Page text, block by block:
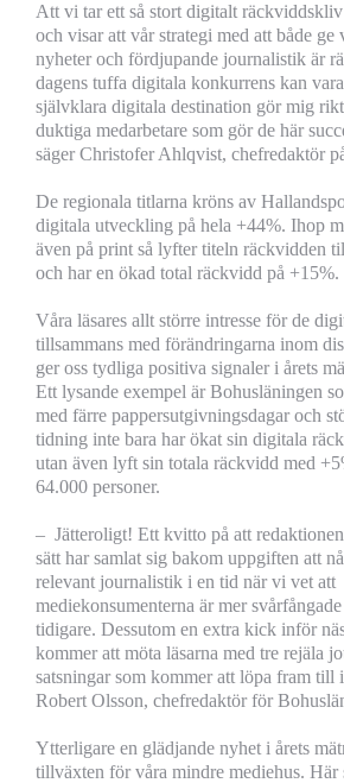
Att vi tar ett så stort digitalt
och visar att vår strategi med att både ge
nyheter och fördjupande journalistik är
dagens tuffa digitala konkurrens kan
självklara digitala destination gör mig
duktiga medarbetare som gör de här
säger Christofer Ahlqvist, chefredaktör
De regionala titlarna kröns av
digitala utveckling på hela +44%. Ihop
även på print så lyfter titeln räckvidden
och har en ökad total räckvidd på +15%.
Våra läsares allt större intresse för de
tillsammans med förändringarna inom
ger oss tydliga positiva signaler i årets
Ett lysande exempel är Bohusläningen
med färre pappersutgivningsdagar och
tidning inte bara har ökat sin digitala
utan även lyft sin totala räckvidd med
64.000 personer.
– Jätteroligt! Ett kvitto på att redaktionen
sätt har samlat sig bakom uppgiften att
relevant journalistik i en tid när vi vet att
mediekonsumenterna är mer
tidigare. Dessutom en extra kick inför
kommer att möta läsarna med tre rejäla
satsningar som kommer att löpa fram till
Robert Olsson, chefredaktör för
Ytterligare en glädjande nyhet i årets
tillväxten för våra mindre mediehus. Här